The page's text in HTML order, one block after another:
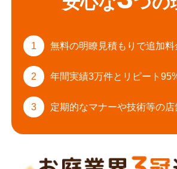
1 無料の明瞭見積もりで追加料
2 年間実績3万件と リピート
3 定期的なマナーや技術等の店